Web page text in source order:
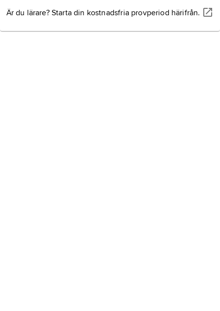
Är du lärare? Starta din kostnadsfria provperiod härifrån.